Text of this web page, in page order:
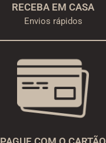
RECEBA EM CASA
Envios rápidos